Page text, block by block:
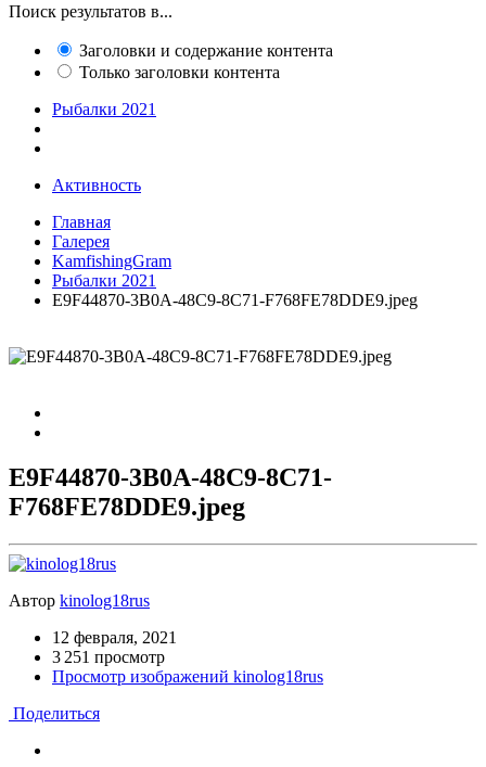
Поиск результатов в...
Заголовки и содержание контента
Только заголовки контента
Рыбалки 2021
Активность
Главная
Галерея
KamfishingGram
Рыбалки 2021
E9F44870-3B0A-48C9-8C71-F768FE78DDE9.jpeg
E9F44870-3B0A-48C9-8C71-
F768FE78DDE9.jpeg
Автор kinolog18rus
12 февраля, 2021
3 251 просмотр
Просмотр изображений kinolog18rus
Поделиться